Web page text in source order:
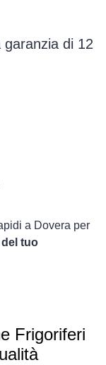
di 12
a Dovera per
del tuo
Frigoriferi